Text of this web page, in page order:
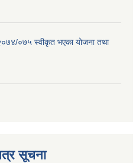
२०७४/०७५ स्वीकृत भएका योजना तथा
सूचना